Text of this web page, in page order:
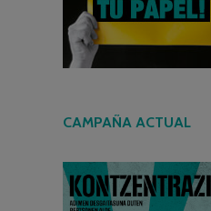
CAMPAÑA ACTUAL